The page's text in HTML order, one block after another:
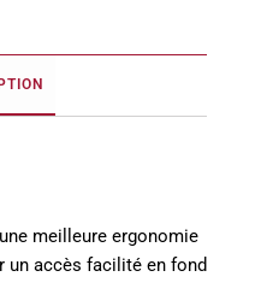
meilleure ergonomie
un accès facilité en fond